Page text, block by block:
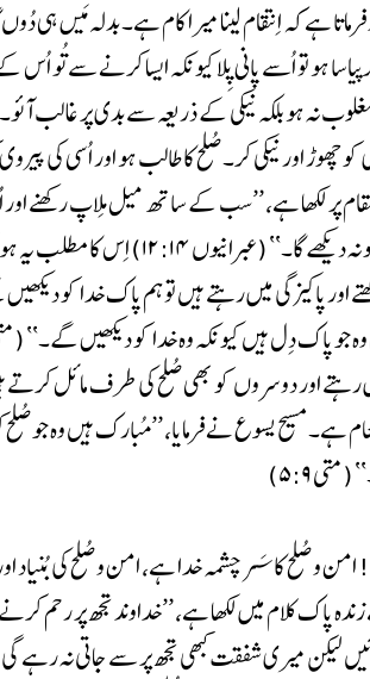
ہے کہ اِنتقام لینا میرا کام ہے۔ بدلہ مَیں ہی
پیاسا ہو تو اُسے پانی پِلا کیونکہ ایسا کرنے سے
پر لکھا ہے، ’’سب کے ساتھ میل مِلاپ رکھنے
کوئی خداوند کو نہ دیکھے گا۔‘‘
اور پاکیزگی میں رہتے ہیں تو ہم پاک خدا کو
رہتے اور دوسروں کو بھی صُلح کی طرف مائل
ہے۔ مسیح یسوع نے فرمایا، ’’مُبارک ہیں وہ جو صُلح
۵:۹)
و صُلح کا سَرچشمہ خدا ہے، امن و صُلح کی بُنیاد
پاک کلام میں لکھا ہے، ’’خداوند تجھ پر رحم کرنے
لیکن میری شفقت کبھی تجھ پر سے جاتی نہ رہے گی